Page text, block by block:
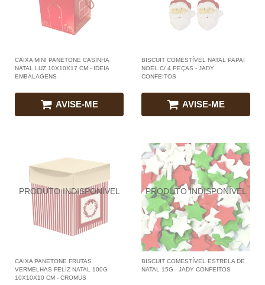
CAIXA MINI PANETONE CASINHA
NATAL LUZ 10X10X17 CM - IDEIA
EMBALAGENS
AVISE-ME
BISCUIT COMESTÍVEL NATAL PAPAI
NOEL C/ 4 PEÇAS - JADY
CONFEITOS
AVISE-ME
CAIXA PANETONE FRUTAS
VERMELHAS FELIZ NATAL 100G
10X10X10 CM - CROMUS
BISCUIT COMESTÍVEL ESTRELA DE
NATAL 15G - JADY CONFEITOS